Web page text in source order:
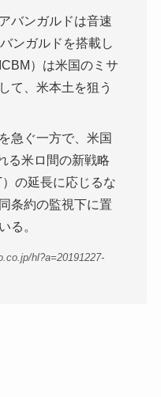
バンガルドは音速
ンガルドを搭載し
）は米国のミサ
て、米本土を狙う
急ぐ一方で、米国
る米ロ間の新戦略
の延長に応じるな
条約の監視下に置
る。
hl?a=20191227-